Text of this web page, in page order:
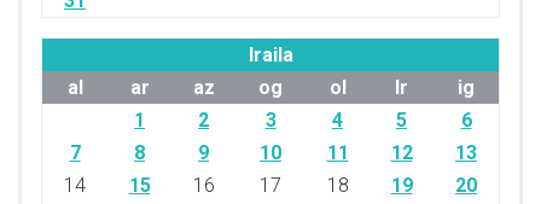
Iraila
al
ar az og ol lr
ig
1
2 3 4 5
6
7
8 9 10 11 12
13
14
15 16 17 18 19
20